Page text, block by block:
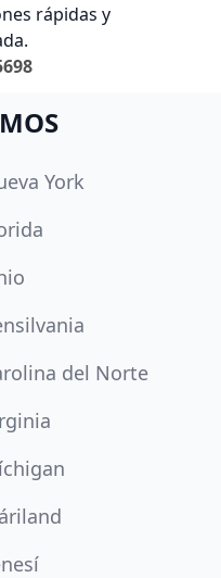
rápidas y
York
del Norte